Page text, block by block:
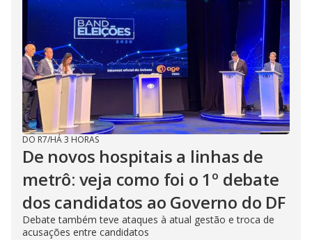
DO R7/HÁ 3 HORAS
De novos hospitais a linhas de
metrô: veja como foi o 1º debate
dos candidatos ao Governo do DF
Debate também teve ataques à atual gestão e troca de
acusações entre candidatos